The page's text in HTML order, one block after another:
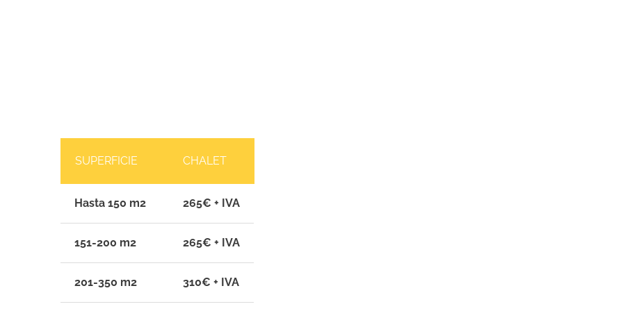
SUPERFICIE CHALET
Hasta 150 m2 265€ + IVA
151-200 m2 265€ + IVA
201-350 m2 310€ + IVA